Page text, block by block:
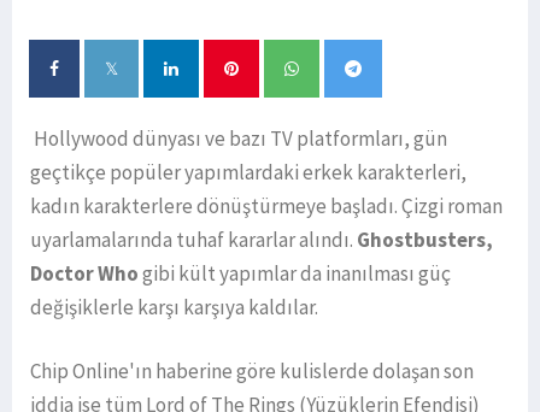
Hollywood dünyası ve bazı TV platformları, gün
geçtikçe popüler yapımlardaki erkek karakterleri,
kadın karakterlere dönüştürmeye başladı. Çizgi roman
uyarlamalarında tuhaf kararlar alındı. Ghostbusters,
Doctor Whogibi kült yapımlar da inanılması güç
değişiklerle karşı karşıya kaldılar.
Chip Online'ın haberine göre kulislerde dolaşan son
iddia ise tüm Lord of The Rings (Yüzüklerin Efendisi)